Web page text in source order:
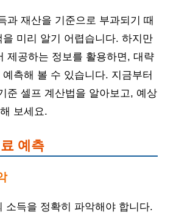
과 재산을 기준으로 부과되기 때
미리 알기 어렵습니다. 하지만
제공하는 정보를 활용하면, 대략
측해 볼 수 있습니다. 지금부터
준 셀프 계산법을 알아보고, 예상
보세요.
예측
소득을 정확히 파악해야 합니다.